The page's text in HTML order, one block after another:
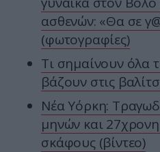
ασθενών: «Θα σε
(φωτογραφίες)
Τι σημαίνουν όλα
βάζουν στις
Νέα Υόρκη:
μηνών και
σκάφους (βίντεο)